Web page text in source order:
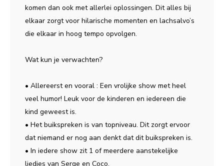
komen dan ook met allerlei oplossingen. Dit alles bij
elkaar zorgt voor hilarische momenten en lachsalvo’s
die elkaar in hoog tempo opvolgen.
Wat kun je verwachten?
• Allereerst en vooral : Een vrolijke show met heel
veel humor! Leuk voor de kinderen en iedereen die
kind geweest is.
• Het buikspreken is van topniveau. Dit zorgt ervoor
dat niemand er nog aan denkt dat dit buikspreken is.
• In iedere show zit 1 of meerdere aanstekelijke
liedjes van Serge en Coco.